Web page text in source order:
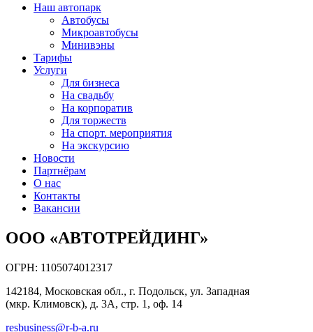
Наш автопарк
Автобусы
Микроавтобусы
Минивэны
Тарифы
Услуги
Для бизнеса
На свадьбу
На корпоратив
Для торжеств
На спорт. мероприятия
На экскурсию
Новости
Партнёрам
О нас
Контакты
Вакансии
ООО «АВТОТРЕЙДИНГ»
ОГРН: 1105074012317
142184, Московская обл., г. Подольск, ул. Западная
(мкр. Климовск), д. 3А, стр. 1, оф. 14
resbusiness@r-b-a.ru